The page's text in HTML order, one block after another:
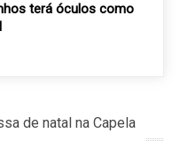
terá óculos como
de natal na Capela